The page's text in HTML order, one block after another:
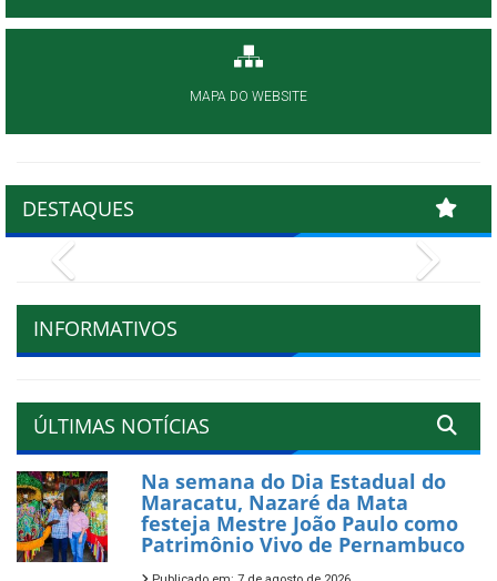
MAPA DO WEBSITE
DESTAQUES
INFORMATIVOS
ÚLTIMAS NOTÍCIAS
Na semana do Dia Estadual do
Maracatu, Nazaré da Mata
festeja Mestre João Paulo como
Patrimônio Vivo de Pernambuco